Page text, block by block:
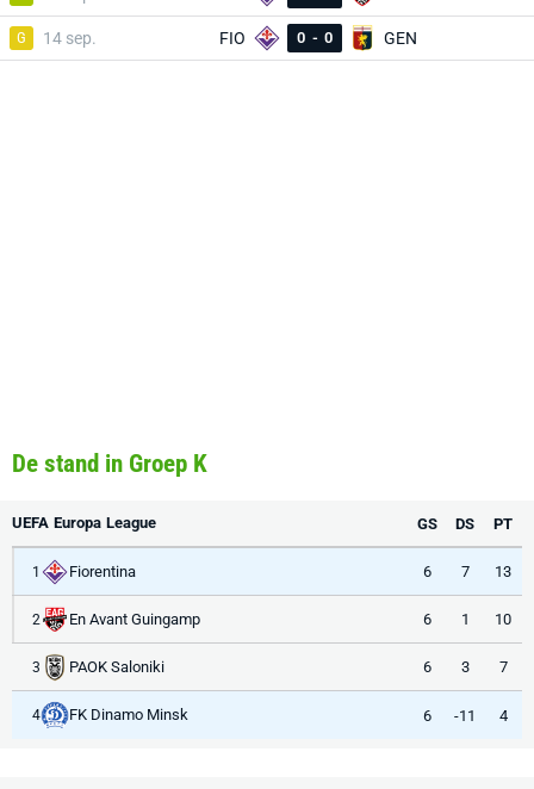
G 14 sep. FIO 0 - 0 GEN
De stand in Groep K
UEFA Europa League GS DS PT
1 Fiorentina 6 7 13
2 En Avant Guingamp 6 1 10
3 PAOK Saloniki 6 3 7
4 FK Dinamo Minsk 6 -11 4